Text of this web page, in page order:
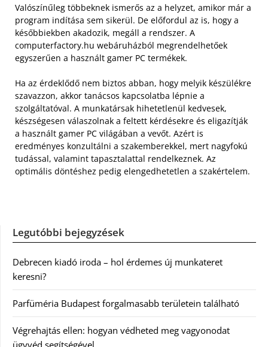
Valószínűleg többeknek ismerős az a helyzet, amikor már a
program indítása sem sikerül. De előfordul az is, hogy a
későbbiekben akadozik, megáll a rendszer. A
computerfactory.hu webáruházból megrendelhetőek
egyszerűen a használt gamer PC termékek.
Ha az érdeklődő nem biztos abban, hogy melyik készülékre
szavazzon, akkor tanácsos kapcsolatba lépnie a
szolgáltatóval. A munkatársak hihetetlenül kedvesek,
készségesen válaszolnak a feltett kérdésekre és eligazítják
a használt gamer PC világában a vevőt. Azért is
eredményes konzultálni a szakemberekkel, mert nagyfokú
tudással, valamint tapasztalattal rendelkeznek. Az
optimális döntéshez pedig elengedhetetlen a szakértelem.
Legutóbbi bejegyzések
Debrecen kiadó iroda – hol érdemes új munkateret
keresni?
Parfüméria Budapest forgalmasabb területein található
Végrehajtás ellen: hogyan védheted meg vagyonodat